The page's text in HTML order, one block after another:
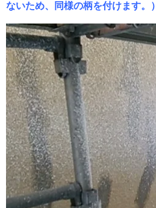
ないため、同様の柄を付けます。）